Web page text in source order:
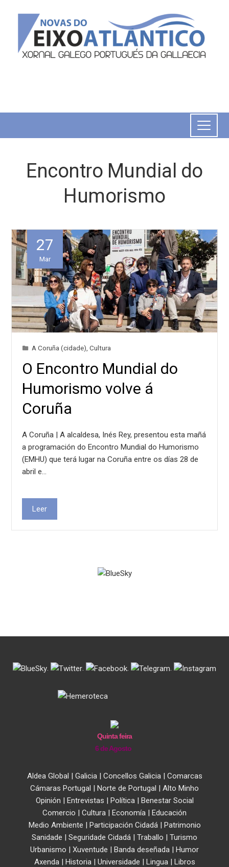
Encontro Mundial do
Humorismo
27
Mar
A Coruña (cidade) ,Cultura
O Encontro Mundial do
Humorismo volve á
Coruña
A Coruña | A alcaldesa, Inés Rey, presentou esta mañá
a programación do Encontro Mundial do Humorismo
(EMHU) que terá lugar na Coruña entre os días 28 de
abril e…
Leer
. . . .
Quinta feira
6 de Agosto
Aldea Global | Galicia| Concellos Galicia| Comarcas
Cámaras Portugal | Norte de Portugal | Alto Minho
Opinión | Entrevistas | Política| Benestar Social
Comercio | Cultura | Economía | Educación
Medio Ambiente | Participación Cidadá| Patrimonio
Sanidade | Seguridade Cidadá | Traballo | Turismo
Urbanismo | Xuventude | Banda deseñada | Humor
Axenda| Historia| Universidade | Lingua| Libros